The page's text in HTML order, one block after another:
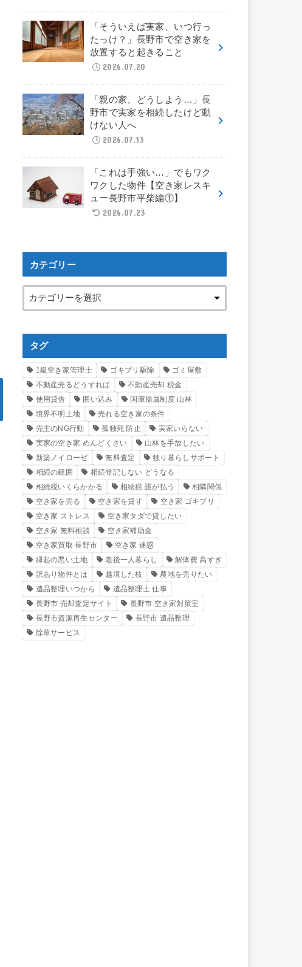
「そういえば実家、いつ行っ
たっけ？」長野市で空き家を
放置すると起きること
2026.07.20
「親の家、どうしよう…」長
野市で実家を相続したけど動
けない人へ
2026.07.13
「これは手強い…」でもワク
ワクした物件【空き家レスキ
ュー長野市平柴編①】
2026.07.23
カテゴリー
タグ
1級空き家管理士 ゴキブリ駆除
ゴミ屋敷
不動産売るどうすれば
不動産売却 税金
使用貸借
囲い込み
国庫帰属制度 山林
境界不明土地
売れる空き家の条件
売主のNG行動
孤独死 防止
実家いらない
実家の空き家 めんどくさい
山林を手放したい
新築ノイローゼ
無料査定
独り暮らしサポート
相続の範囲
相続登記しない どうなる
相続税いくらかかる
相続税 誰が払う
相隣関係
空き家を売る
空き家を貸す
空き家 ゴキブリ
空き家 ストレス
空き家タダで貸したい
空き家 無料相談
空き家補助金
空き家買取 長野市
空き家 迷惑
縁起の悪い土地
老後一人暮らし
解体費 高すぎ
訳あり物件とは
越境した枝
農地を売りたい
遺品整理いつから
遺品整理士 仕事
長野市 売却査定サイト
長野市 空き家対策室
長野市資源再生センター
長野市 遺品整理
除草サービス